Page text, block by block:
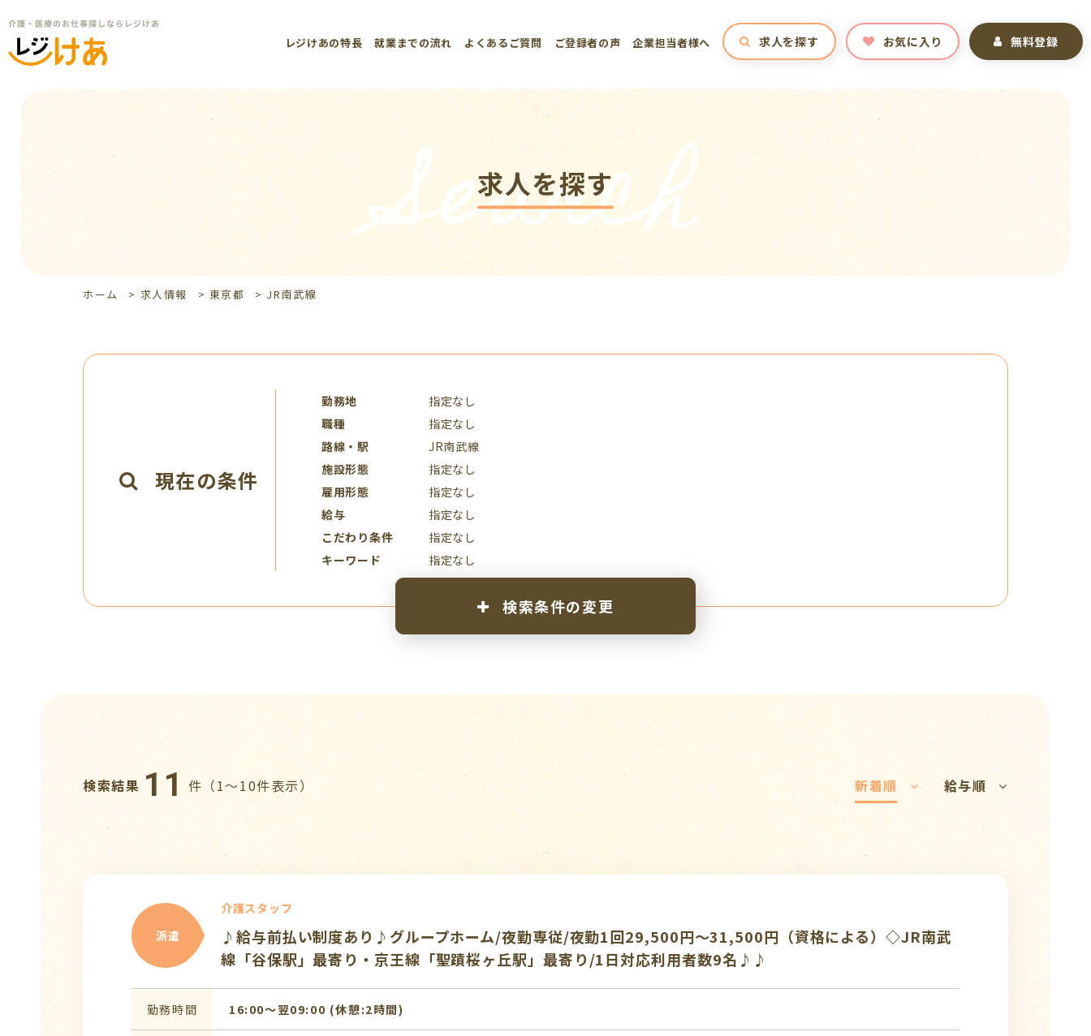
レジけあの特長 就業までの流れ よくあるご質問 ご登録者の声 企業担当者様へ 求人を探す お気に入り 無料登録
求人を探す
Search
ホーム > 求人情報 > 東京都 > JR南武線
現在の条件
勤務地
指定なし
職種
指定なし
路線・駅
JR南武線
施設形態
指定なし
雇用形態
指定なし
給与
指定なし
こだわり条件
指定なし
キーワード
指定なし
検索条件の変更
検索結果 11 件（1〜10件表示） 新着順 給与順
派遣
介護スタッフ
♪給与前払い制度あり♪グループホーム/夜勤専従/夜勤1回29,500円～31,500円（資格による）◇JR南武
線「谷保駅」最寄り・京王線「聖蹟桜ヶ丘駅」最寄り/1日対応利用者数9名♪♪
勤務時間 16:00〜翌09:00 (休憩:2時間)